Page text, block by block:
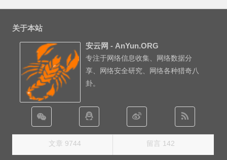
关于本站
安云网 - AnYun.ORG
专注于网络信息收集、网络数据分
享、网络安全研究、网络各种猎奇八
卦。
文章 9744 留言 142